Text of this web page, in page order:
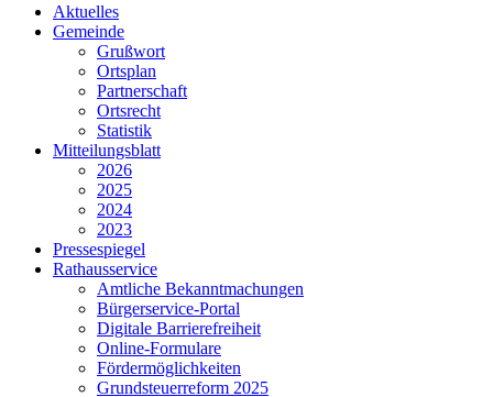
Aktuelles
Gemeinde
Grußwort
Ortsplan
Partnerschaft
Ortsrecht
Statistik
Mitteilungsblatt
2026
2025
2024
2023
Pressespiegel
Rathausservice
Amtliche Bekanntmachungen
Bürgerservice-Portal
Digitale Barrierefreiheit
Online-Formulare
Fördermöglichkeiten
Grundsteuerreform 2025